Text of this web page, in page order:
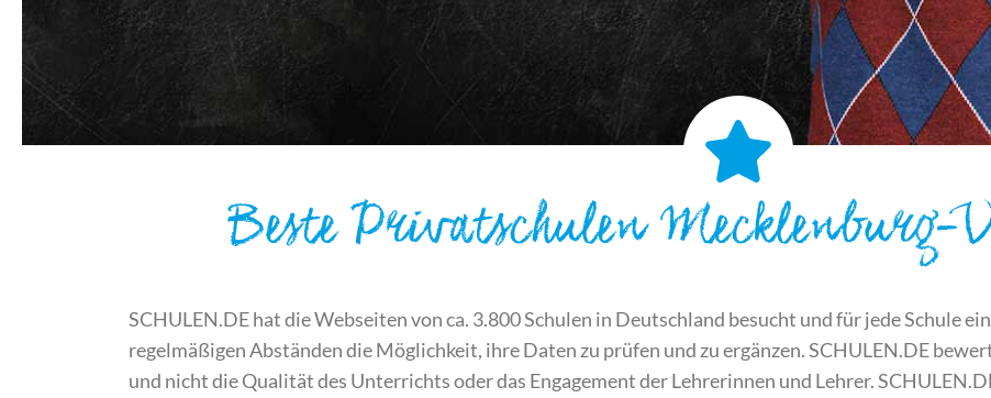
Beste Privatschulen Mecklenburg-
SCHULEN.DE hat die Webseiten von ca. 3.800 Schulen in Deutschland besucht und für jede Schule
regelmäßigen Abständen die Möglichkeit, ihre Daten zu prüfen und zu ergänzen. SCHULEN.DE
und nicht die Qualität des Unterrichts oder das Engagement der Lehrerinnen und Lehrer.